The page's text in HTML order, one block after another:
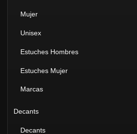
Mujer
Unisex
Estuches Hombres
Estuches Mujer
Marcas
Decants
Decants